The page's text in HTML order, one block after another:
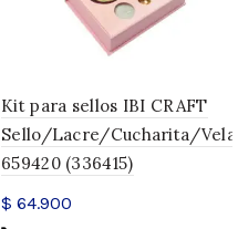
Kit para sellos IBI CRAFT
Sello/Lacre/Cucharita/
659420 (336415)
$ 64.900